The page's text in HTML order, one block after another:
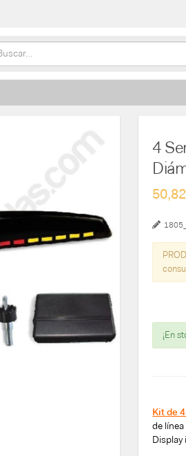
4
¡En
Kit de
de
Display